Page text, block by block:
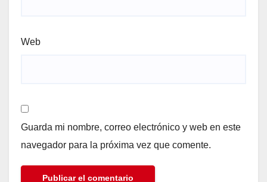
Web
Guarda mi nombre, correo electrónico y web en este
navegador para la próxima vez que comente.